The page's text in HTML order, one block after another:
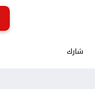
شارك